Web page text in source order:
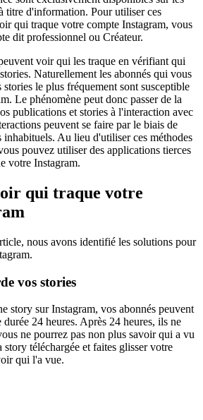
titre d'information. Pour utiliser ces
qui traque votre compte Instagram, vous
dit professionnel ou Créateur.
voir qui les traque en vérifiant qui
Naturellement les abonnés qui vous
le plus fréquement sont susceptible
Le phénomène peut donc passer de la
publications et stories à l'interaction avec
peuvent se faire par le biais de
inhabituels. Au lieu d'utiliser ces méthodes
pouvez utiliser des applications tierces
votre Instagram.
qui traque votre
nous avons identifié les solutions pour
vos stories
story sur Instagram, vos abonnés peuvent
24 heures. Après 24 heures, ils ne
ne pourrez pas non plus savoir qui a vu
téléchargée et faites glisser votre
qui l'a vue.